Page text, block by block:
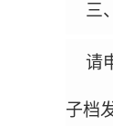
三
请
子档